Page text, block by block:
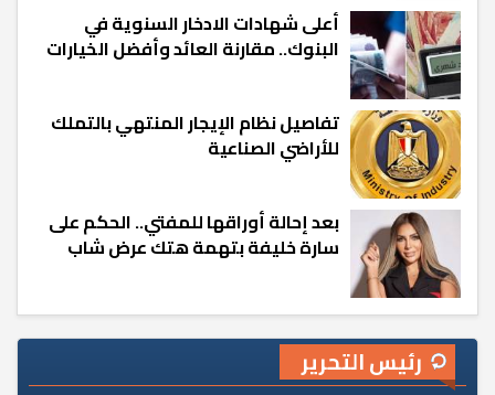
أعلى شهادات الادخار السنوية في
البنوك.. مقارنة العائد وأفضل الخيارات
تفاصيل نظام الإيجار المنتهي بالتملك
للأراضي الصناعية
بعد إحالة أوراقها للمفتي.. الحكم على
سارة خليفة بتهمة هتك عرض شاب
رئيس التحرير